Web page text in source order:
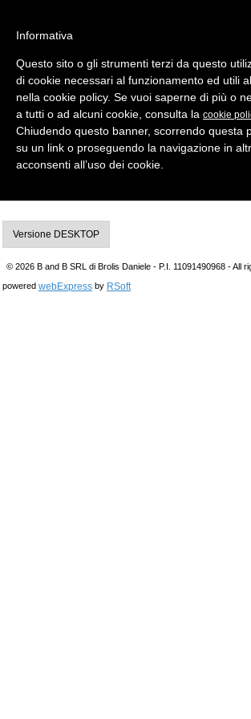
Indietro
CHIAVI AUTO > CHIAVI AUTO
chiave auto vo13 in acciaio
Produttore Silca
Versione DESKTOP
© 2026 B and B SRL di Brolis Daniele - P.I. 11091490968 - All
powered webExpress by RSoft
Informativa
Questo sito o gli strumenti terzi da questo
di cookie necessari al funzionamento ed utili
nella cookie policy. Se vuoi saperne di più o
a tutti o ad alcuni cookie, consulta la cookie
Chiudendo questo banner, scorrendo questa
su un link o proseguendo la navigazione in
acconsenti all’uso dei cookie.